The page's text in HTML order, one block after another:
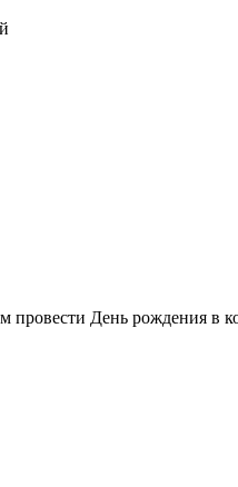
провести День рождения в